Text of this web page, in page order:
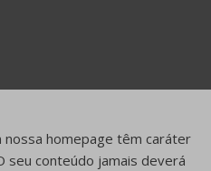
homepage têm caráter
seu conteúdo jamais deverá